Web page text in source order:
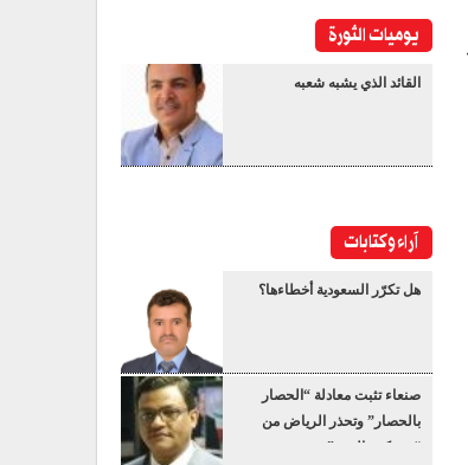
يوميات الثورة
القائد الذي يشبه شعبه
آراء وكتابات
هل تكرّر السعودية أخطاءها؟
صنعاء تثبت معادلة “الحصار
بالحصار” وتحذر الرياض من
“عسكرة البحر”